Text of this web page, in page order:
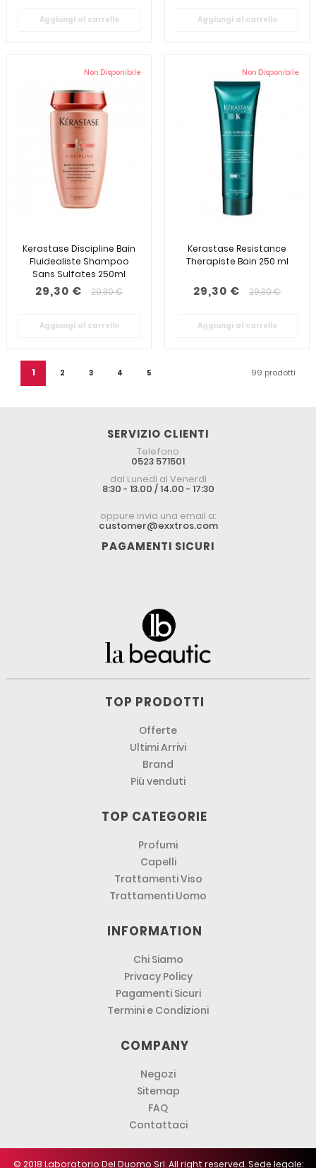
Aggiungi al carrello Aggiungi al carrello
Non Disponibile
Kerastase Discipline Bain
Fluidealiste Shampoo
Sans Sulfates 250ml
29,30 € 29,30 €
Aggiungi al carrello
Non Disponibile
Kerastase Resistance
Therapiste Bain 250 ml
29,30 € 29,30 €
Aggiungi al carrello
99 prodotti
1 2 3 4 5
SERVIZIO CLIENTI
Telefono
0523 571501
dal Lunedì al Venerdì
8:30 - 13.00 / 14.00 - 17:30
oppure invia una email a:
customer@exxtros.com
PAGAMENTI SICURI
TOP PRODOTTI
Offerte
Ultimi Arrivi
Brand
Più venduti
TOP CATEGORIE
Profumi
Capelli
Trattamenti Viso
Trattamenti Uomo
INFORMATION
Chi Siamo
Privacy Policy
Pagamenti Sicuri
Termini e Condizioni
COMPANY
Negozi
Sitemap
FAQ
Contattaci
© 2018 Laboratorio Del Duomo Srl. All right reserved. Sede legale: